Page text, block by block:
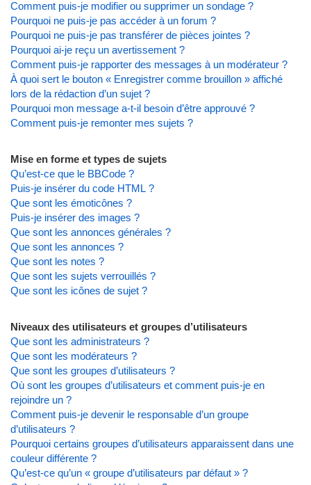
Comment puis-je modifier ou supprimer un sondage ?
Pourquoi ne puis-je pas accéder à un forum ?
Pourquoi ne puis-je pas transférer de pièces jointes ?
Pourquoi ai-je reçu un avertissement ?
Comment puis-je rapporter des messages à un modérateur ?
À quoi sert le bouton « Enregistrer comme brouillon » affiché
lors de la rédaction d’un sujet ?
Pourquoi mon message a-t-il besoin d’être approuvé ?
Comment puis-je remonter mes sujets ?
Mise en forme et types de sujets
Qu’est-ce que le BBCode ?
Puis-je insérer du code HTML ?
Que sont les émoticônes ?
Puis-je insérer des images ?
Que sont les annonces générales ?
Que sont les annonces ?
Que sont les notes ?
Que sont les sujets verrouillés ?
Que sont les icônes de sujet ?
Niveaux des utilisateurs et groupes d’utilisateurs
Que sont les administrateurs ?
Que sont les modérateurs ?
Que sont les groupes d’utilisateurs ?
Où sont les groupes d’utilisateurs et comment puis-je en
rejoindre un ?
Comment puis-je devenir le responsable d’un groupe
d’utilisateurs ?
Pourquoi certains groupes d’utilisateurs apparaissent dans une
couleur différente ?
Qu’est-ce qu’un « groupe d’utilisateurs par défaut » ?